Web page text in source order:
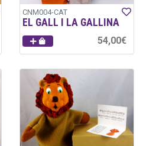
CNM004-CAT
EL GALL I LA GALLINA
54,00€